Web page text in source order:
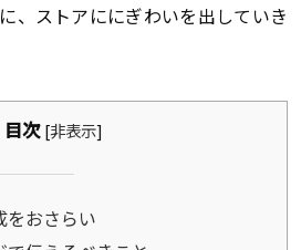
、ストアににぎわいを出していき
目次 [非表示]
をおさらい